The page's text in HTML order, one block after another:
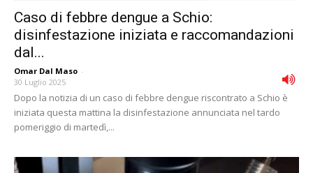
Caso di febbre dengue a Schio:
disinfestazione iniziata e raccomandazioni
dal...
Omar Dal Maso -
30 Luglio 2025
Dopo la notizia di un caso di febbre dengue riscontrato a Schio è
iniziata questa mattina la disinfestazione annunciata nel tardo
pomeriggio di martedì,...